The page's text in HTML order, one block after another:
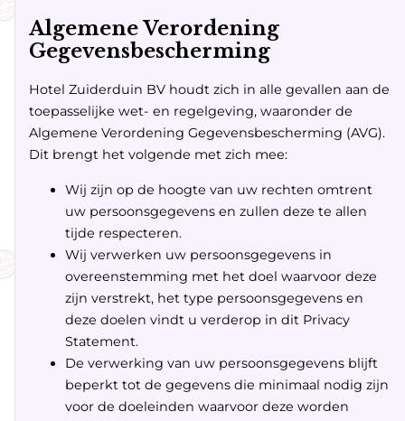
Algemene Verordening
Gegevensbescherming
Hotel Zuiderduin BV houdt zich in alle gevallen aan de
toepasselijke wet- en regelgeving, waaronder de
Algemene Verordening Gegevensbescherming (AVG).
Dit brengt het volgende met zich mee:
Wij zijn op de hoogte van uw rechten omtrent
uw persoonsgegevens en zullen deze te allen
tijde respecteren.
Wij verwerken uw persoonsgegevens in
overeenstemming met het doel waarvoor deze
zijn verstrekt, het type persoonsgegevens en
deze doelen vindt u verderop in dit Privacy
Statement.
De verwerking van uw persoonsgegevens blijft
beperkt tot de gegevens die minimaal nodig zijn
voor de doeleinden waarvoor deze worden